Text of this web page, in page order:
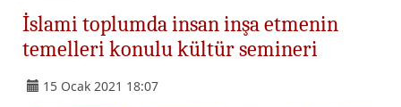
İslami toplumda insan inşa etmenin
temelleri konulu kültür semineri
15 Ocak 2021 18:07